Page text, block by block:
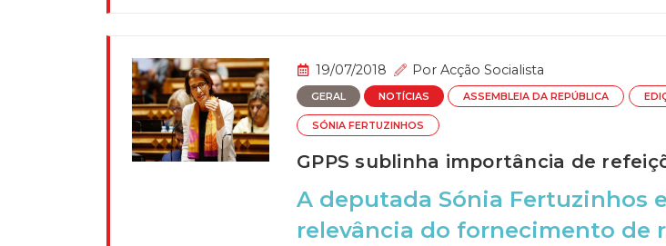
19/07/2018 Por Acção Socialista
GERAL NOTÍCIAS ASSEMBLEIA DA REPÚBLICA
SÓNIA FERTUZINHOS
GPPS sublinha importância de
A deputada Sónia Fertuzinhos
relevância do fornecimento de